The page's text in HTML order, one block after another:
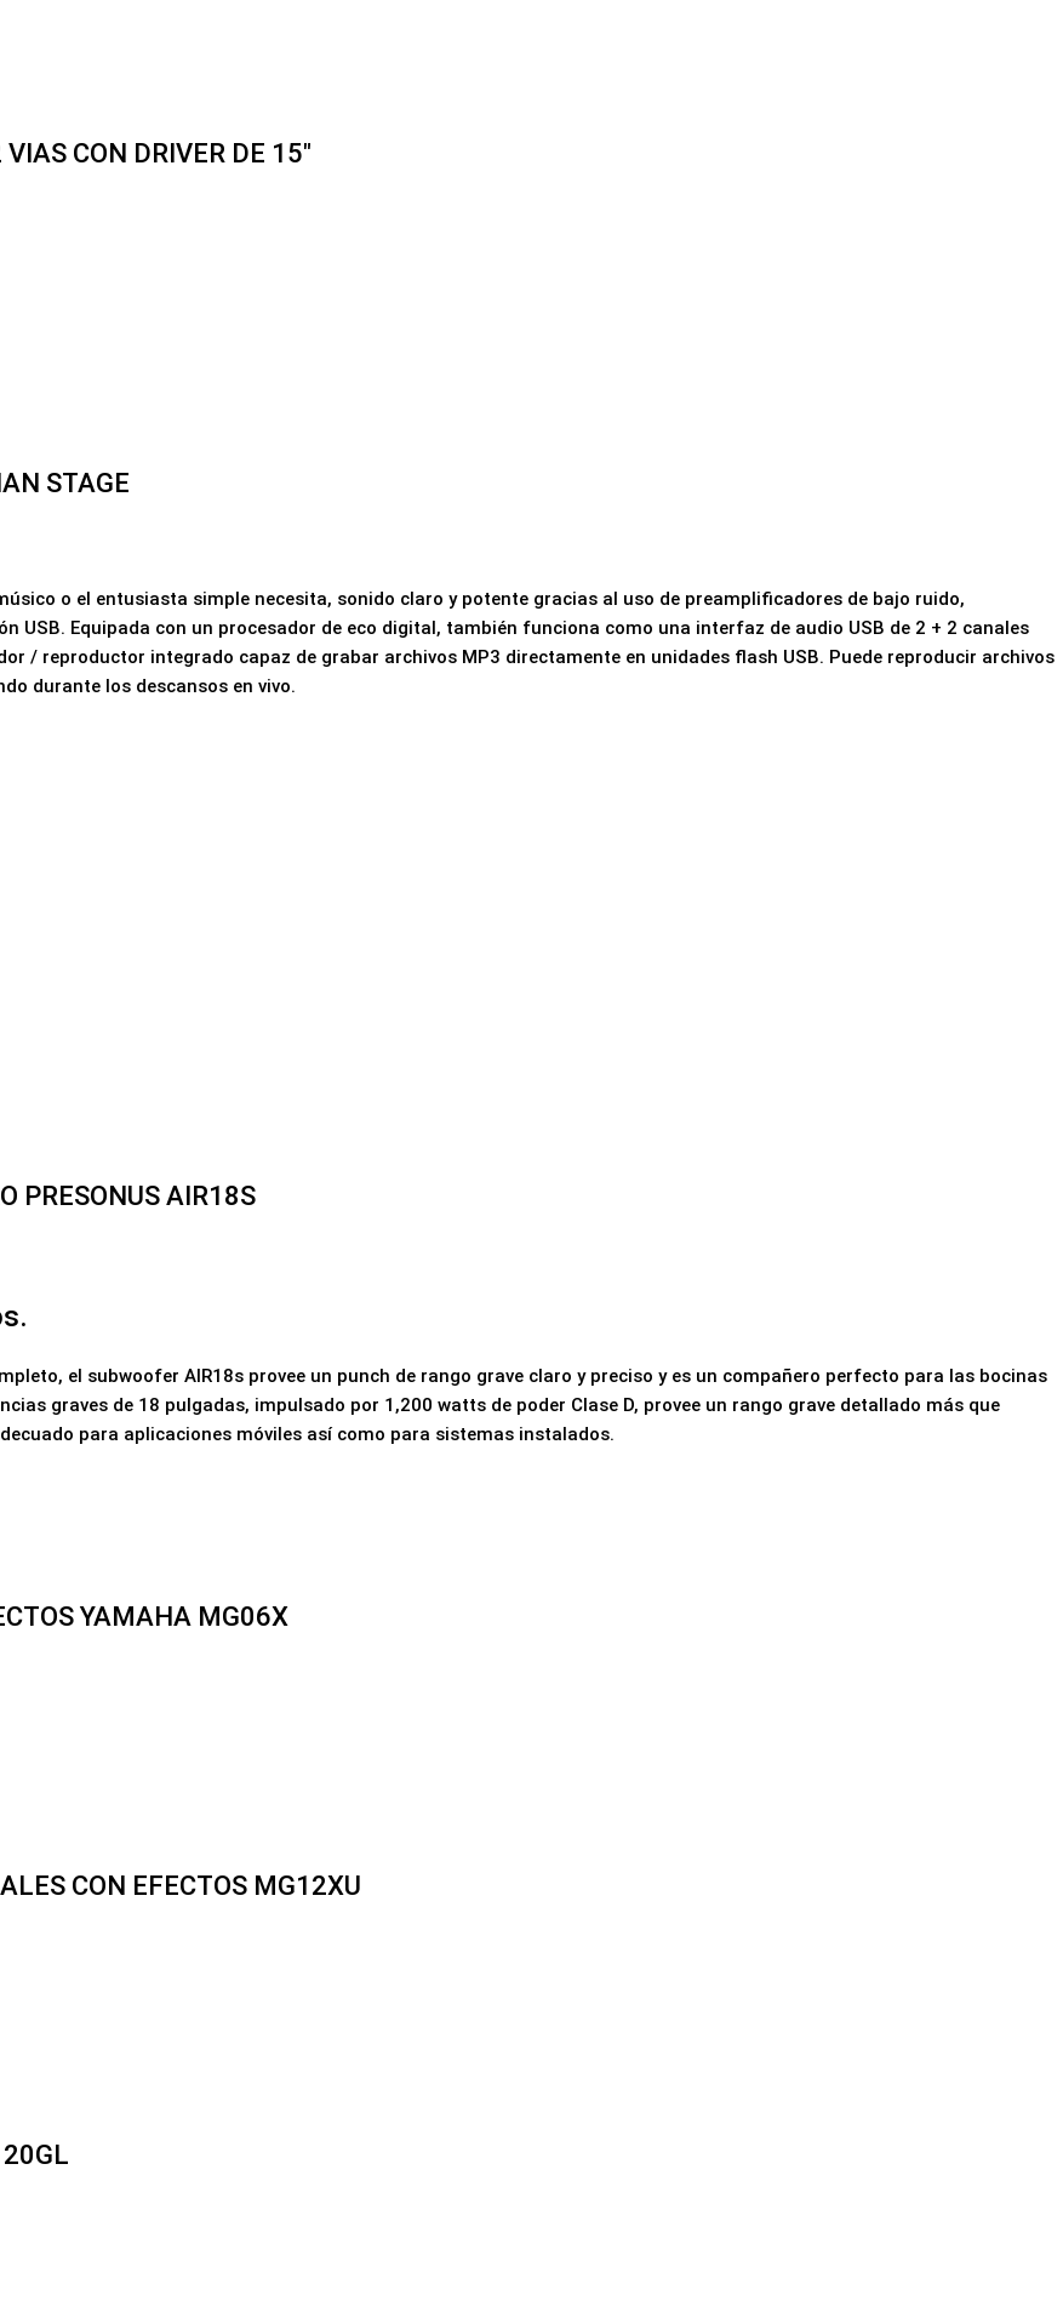
CON DRIVER DE 15″
STAGE
o el entusiasta simple necesita, sonido claro y potente gracias al uso de preamplificadores de bajo ruido,
USB. Equipada con un procesador de eco digital, también funciona como una interfaz de audio USB de 2 + 2 canales
/ reproductor integrado capaz de grabar archivos MP3 directamente en unidades flash USB. Puede reproducir archivos
durante los descansos en vivo.
PRESONUS AIR18S
el subwoofer AIR18s provee un punch de rango grave claro y preciso y es un compañero perfecto para las bocinas
graves de 18 pulgadas, impulsado por 1,200 watts de poder Clase D, provee un rango grave detallado más que
para aplicaciones móviles así como para sistemas instalados.
YAMAHA MG06X
CON EFECTOS MG12XU